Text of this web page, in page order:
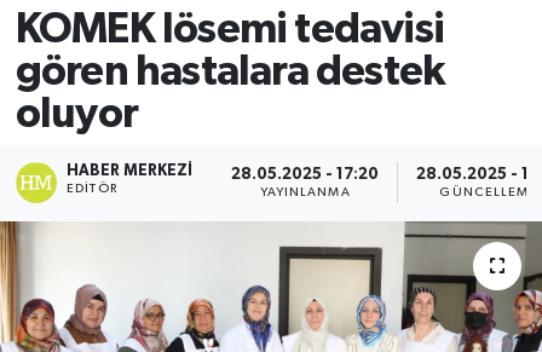
KOMEK lösemi tedavisi
gören hastalara destek
oluyor
HABER MERKEZI
EDITÖR
28.05.2025 - 17:20
YAYINLANMA
28.05.2025 -
GÜNCELLEME